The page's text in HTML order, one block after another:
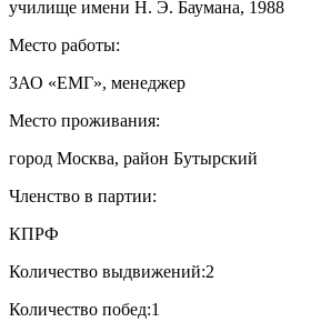
училище имени Н. Э. Баумана, 1988
Место работы:
ЗАО «ЕМГ», менеджер
Место проживания:
город Москва, район Бутырский
Членство в партии:
КПРФ
Количество выдвижений:2
Количество побед:1